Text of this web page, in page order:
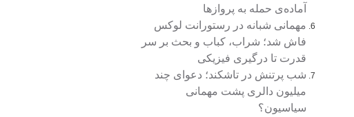
آماده‌ی حمله به پروازها
مهمانی شبانه در رستورانت لوکس
فاش شد؛ شراب، کباب و بحث بر سر
قدرت تا درگیری فیزیکی
شب پرتنش در تاشکند؛ دعوای چند
میلیون دالری پشت مهمانی
سیاسیون؟